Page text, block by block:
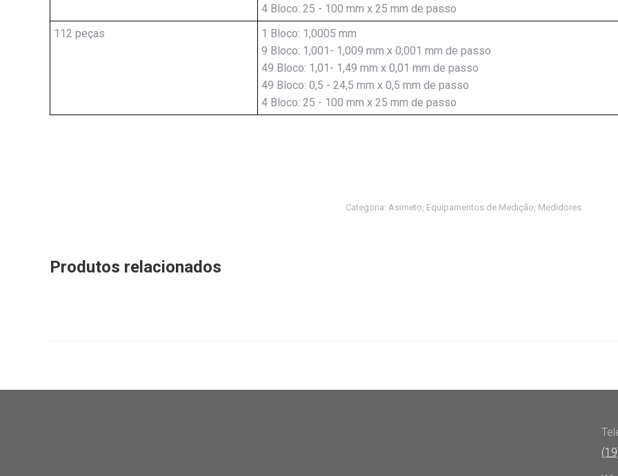
4 Bloco: 25 - 100 mm x 25 mm de passo
112 peças
1 Bloco: 1,0005 mm
9 Bloco: 1,001- 1,009 mm x 0,001 mm de passo
49 Bloco: 1,01- 1,49 mm x 0,01 mm de passo
49 Bloco: 0,5 - 24,5 mm x 0,5 mm de passo
4 Bloco: 25 - 100 mm x 25 mm de passo
Categoria: Asimeto, Equipamentos de Medição, Medidores
Produtos relacionados